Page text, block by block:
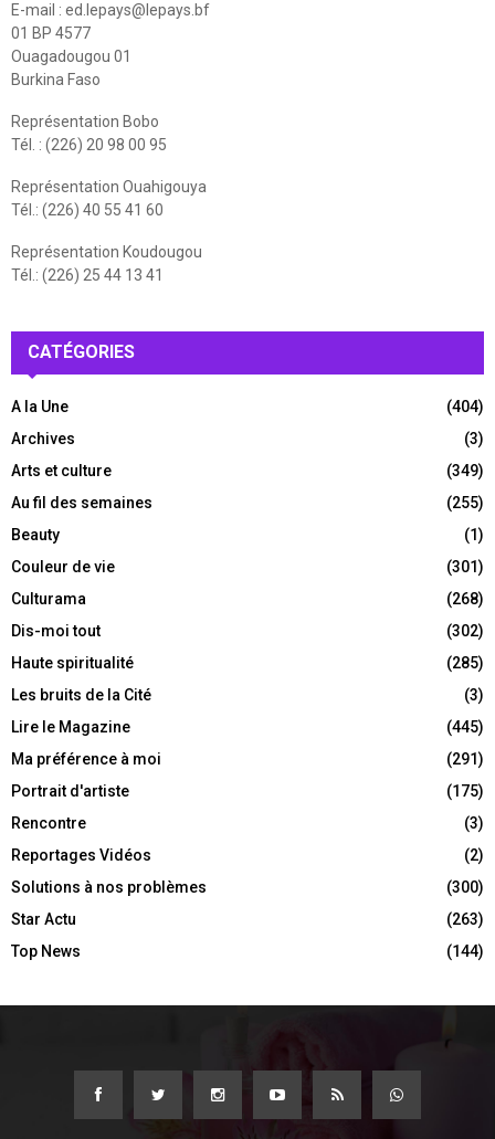
E-mail : ed.lepays@lepays.bf
01 BP 4577
Ouagadougou 01
Burkina Faso
Représentation Bobo
Tél. : (226) 20 98 00 95
Représentation Ouahigouya
Tél.: (226) 40 55 41 60
Représentation Koudougou
Tél.: (226) 25 44 13 41
CATÉGORIES
A la Une
(404)
Archives
(3)
Arts et culture
(349)
Au fil des semaines
(255)
Beauty
(1)
Couleur de vie
(301)
Culturama
(268)
Dis-moi tout
(302)
Haute spiritualité
(285)
Les bruits de la Cité
(3)
Lire le Magazine
(445)
Ma préférence à moi
(291)
Portrait d'artiste
(175)
Rencontre
(3)
Reportages Vidéos
(2)
Solutions à nos problèmes
(300)
Star Actu
(263)
Top News
(144)